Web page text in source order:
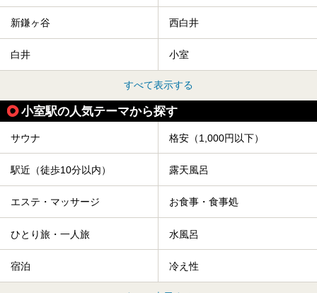
新鎌ヶ谷 西白井
白井 小室
すべて表示する
小室駅の人気テーマから探す
サウナ 格安（1,000円以下）
駅近（徒歩10分以内） 露天風呂
エステ・マッサージ お食事・食事処
ひとり旅・一人旅 水風呂
宿泊 冷え性